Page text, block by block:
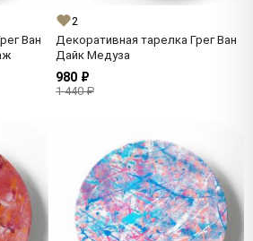
Ван
2
Декоративная тарелка Грег Ван
Дайк Медуза
980 ₽
1 440 ₽